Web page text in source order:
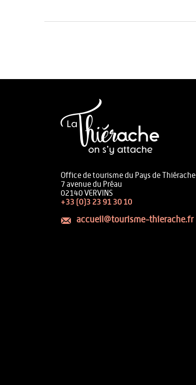
Office de tourisme du Pays de Thiérache
7 avenue du Préau
02140 VERVINS
+33 (0)3 23 91 30 10
accueil@tourisme-thierache.fr